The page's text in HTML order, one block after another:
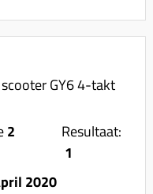
GY6 4-takt
2
Resultaat:
1
2020